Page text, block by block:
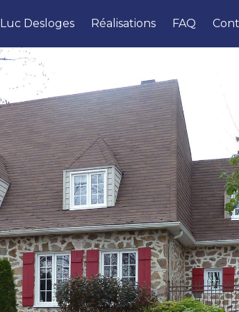
Luc Desloges Réalisations FAQ